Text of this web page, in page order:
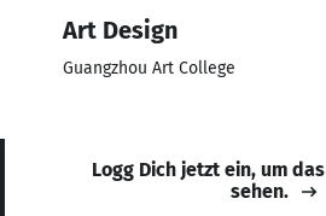
Art Design
Guangzhou Art College
Logg Dich jetzt ein, um
sehen.